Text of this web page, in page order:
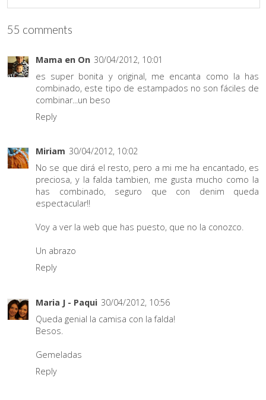
55 comments
Mama en On 30/04/2012, 10:01
es super bonita y original, me encanta como la has
combinado, este tipo de estampados no son fáciles de
combinar...un beso
Reply
Miriam 30/04/2012, 10:02
No se que dirá el resto, pero a mi me ha encantado, es
preciosa, y la falda tambien, me gusta mucho como la
has combinado, seguro que con denim queda
espectacular!!
Voy a ver la web que has puesto, que no la conozco.
Un abrazo
Reply
Maria J - Paqui 30/04/2012, 10:56
Queda genial la camisa con la falda!
Besos.
Gemeladas
Reply